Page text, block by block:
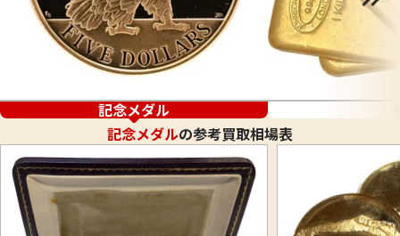
記念メダル
記念メダルの参考買取相場表